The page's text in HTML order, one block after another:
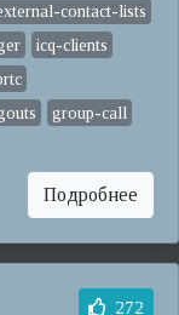
contact-lists
icq-clients
group-call
Подробнее
272